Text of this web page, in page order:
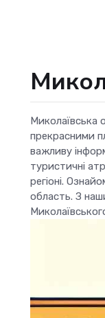
Миколаївська
прекрасними
важливу
туристичні
регіоні.
область. З